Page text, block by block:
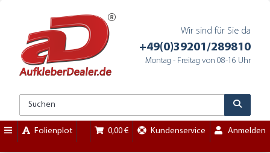
Wir sind für Sie da
+49(0)39201/289810
Montag - Freitag von 08-16 Uhr
Folienplot 0,00 € Kundenservice Anmelden